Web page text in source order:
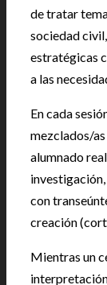
de tratar
sociedad
estratégicas
a las
En cada
mezclados/
alumnado
con
creación
Mientras un